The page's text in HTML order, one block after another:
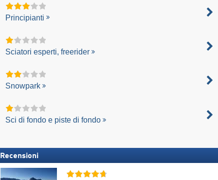
Principianti
Sciatori esperti, freerider
Snowpark
Sci di fondo e piste di fondo
Recensioni